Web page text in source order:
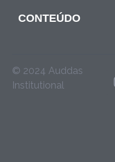
CONTEÚDO
© 2024 Auddas
Institutional